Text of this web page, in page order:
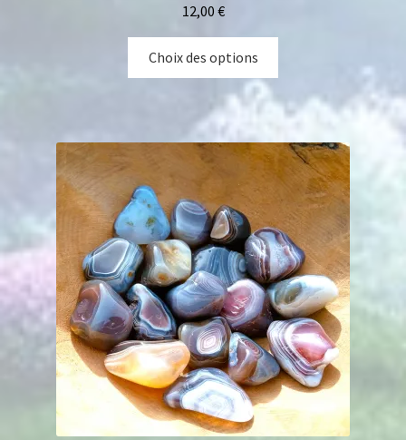
12,00 €
Choix des options